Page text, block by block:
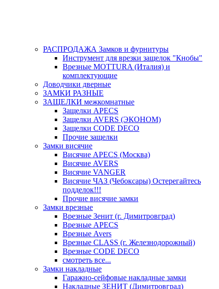
РАСПРОДАЖА Замков и фурнитуры
Инструмент для врезки защелок "Кнобы"
Врезные MOTTURA (Италия) и
комплектующие
Доводчики дверные
ЗАМКИ РАЗНЫЕ
ЗАЩЕЛКИ межкомнатные
Защелки APECS
Защелки AVERS (ЭКОНОМ)
Защелки CODE DECO
Прочие защелки
Замки висячие
Висячие APECS (Москва)
Висячие AVERS
Висячие VANGER
Висячие ЧАЗ (Чебоксары) Остерегайтесь
подделок!!!
Прочие висячие замки
Замки врезные
Врезные Зенит (г. Димитровград)
Врезные APECS
Врезные Avers
Врезные CLASS (г. Железнодорожный)
Врезные CODE DECO
смотреть все...
Замки накладные
Гаражно-сейфовые накладные замки
Накладные ЗЕНИТ (Димитровград)